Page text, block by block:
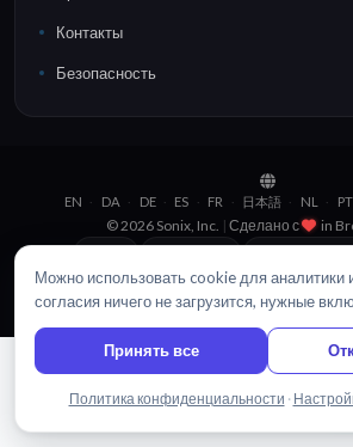
Контакты
Безопасность
EN · DA · DE · ES · FR · 日本語 · NL · PT
© 2026 Sonix, Inc. | Сделано с in
Условия использования Настройки
Можно использовать cookie для аналитики
согласия ничего не загрузится, нужные
Принять все
Политика конфиденциальности ·